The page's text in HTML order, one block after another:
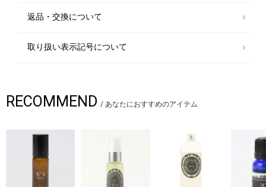
英：Sit back, relax, and enjoy your flight!
※香りの持続は約1ヶ月になります。環境や使用するリードの本数によっ
返品・交換について
取り扱い表示記号について
RECOMMEND / あなたにおすすめのアイテム